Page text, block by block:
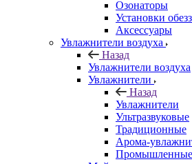
Озонаторы
Установки
Аксессуары
Увлажнители воздуха
Назад
Увлажнители воздуха
Увлажнители
Назад
Увлажнители
Ультразвуковые
Традиционные
Арома-
Промышленные